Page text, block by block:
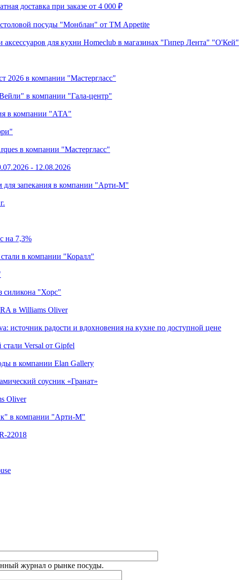
доставка при заказе от 4 000 ₽
посуды "Монблан" от ТМ Appetite
для кухни Homeclub в магазинах "Гипер Лента" "О'Кей"
2026 в компании "Мастергласс"
в компании "Гала-центр"
в компании "АТА"
в компании "Мастергласс"
- 12.08.2026
для запекания в компании "Арти-М"
на 7,3%
в компании "Коралл"
силикона "Хорс"
в Williams Oliver
радости и вдохновения на кухне по доступной цене
Versal от Gipfel
в компании Elan Gallery
соусник «Гранат»
Oliver
в компании "Арти-М"
22018
журнал о рынке посуды.